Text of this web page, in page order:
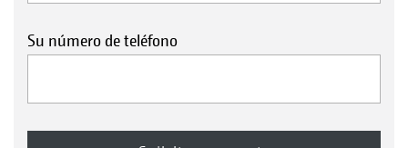
Su número de teléfono